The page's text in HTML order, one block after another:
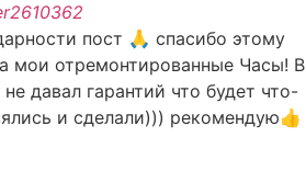
пост 🙏 спасибо этому
мои отремонтированные Часы! В
давал гарантий что будет что-
и сделали))) рекомендую👍